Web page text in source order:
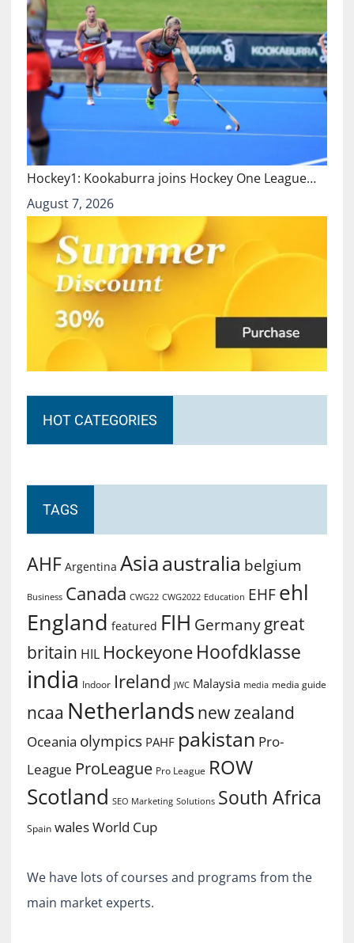
Hockey1: Kookaburra joins Hockey One League…
August 7, 2026
HOT CATEGORIES
TAGS
AHF Argentina Asiaaustralia belgium
Business Canada CWG22 CWG2022 Education EHF ehl
England featured FIH Germany great
britain HIL Hockeyone Hoofdklasse
india Indoor Ireland JWC Malaysia media media guide
ncaa Netherlands new zealand
Oceania olympics PAHF pakistan Pro-
League ProLeague Pro League ROW
Scotland SEO Marketing Solutions South Africa
Spain walesWorld Cup
We have lots of courses and programs from the
main market experts.